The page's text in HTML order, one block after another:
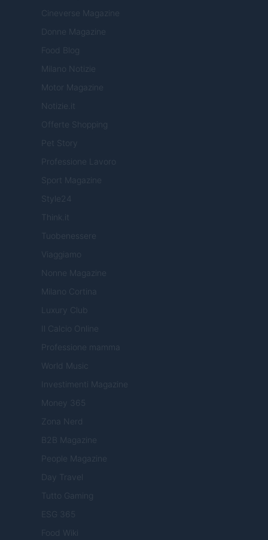
Cineverse Magazine
Donne Magazine
Food Blog
Milano Notizie
Motor Magazine
Notizie.it
Offerte Shopping
Pet Story
Professione Lavoro
Sport Magazine
Style24
Think.it
Tuobenessere
Viaggiamo
Nonne Magazine
Milano Cortina
Luxury Club
Il Calcio Online
Professione mamma
World Music
Investimenti Magazine
Money 365
Zona Nerd
B2B Magazine
People Magazine
Day Travel
Tutto Gaming
ESG 365
Food Wiki